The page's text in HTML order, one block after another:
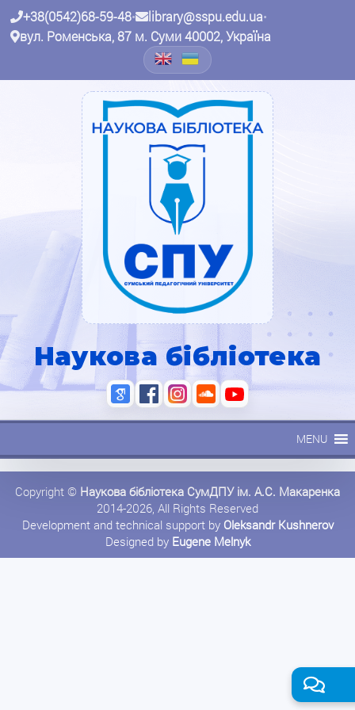
+38(0542)68-59-48• library@sspu.edu.ua•
вул. Роменська, 87 м. Суми 40002, Україна
Наукова бібліотека
MENU
Copyright © Наукова бібліотека СумДПУ ім. А.С. Макаренка
2014-2026, All Rights Reserved
Development and technical support by Oleksandr Kushnerov
Designed by Eugene Melnyk